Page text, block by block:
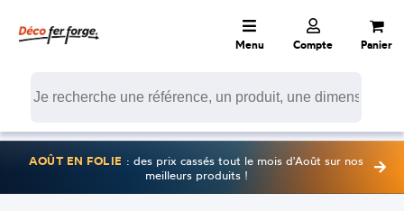
Menu Compte Panier
AOÛT EN FOLIE : des prix cassés tout le mois d'Août sur nos
meilleurs produits !